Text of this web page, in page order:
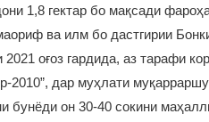
1,8 гектар бо мақсади
ва илм бо дастгирии
оғоз гардида, аз тарафи
2010”, дар муҳлати
он 30-40 сокини